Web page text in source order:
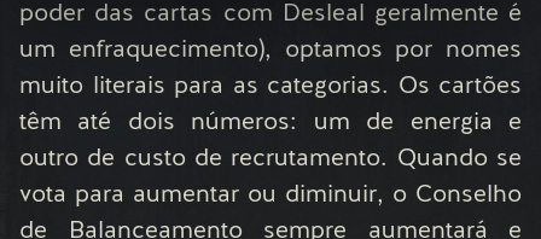
poder das cartas com Desleal geralmente é
um enfraquecimento), optamos por nomes
muito literais para as categorias. Os cartões
têm até dois números: um de energia e
outro de custo de recrutamento. Quando se
vota para aumentar ou diminuir, o Conselho
de Balanceamento sempre aumentará e